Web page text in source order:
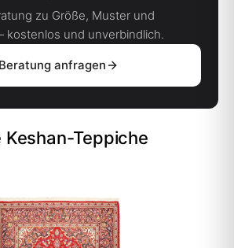
zu Größe, Muster und
kostenlos und unverbindlich.
Beratung anfragen
Teppiche